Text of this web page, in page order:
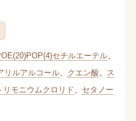
セチルエーテル、
リルアルコール、 クエン酸
ス
リモニウムクロリド
セタノー